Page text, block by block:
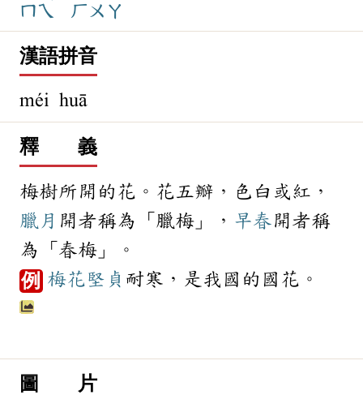
ㄇㄟ ㄏㄨㄚ
漢語拼音
méi huā
釋 義
梅樹所開的花。花五瓣，色白或紅，
臘月 開者稱為「臘梅」， 早春開者稱
為「春梅」。
例 梅花 堅貞 耐寒，是我國的國花。
圖 片